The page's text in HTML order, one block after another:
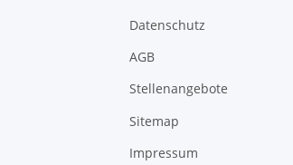
Datenschutz
AGB
Stellenangebote
Sitemap
Impressum